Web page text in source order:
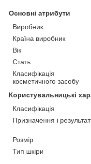
Основні атрибути
Виробник
Країна виробник
Вік
Стать
Класифікація
косметичного засобу
Користувальницькі
Класифікація
Призначення і результат
Розмір
Тип шкіри